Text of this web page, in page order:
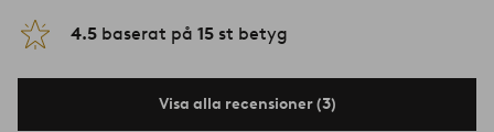
4.5 baserat på 15 st betyg
Visa alla recensioner (3)